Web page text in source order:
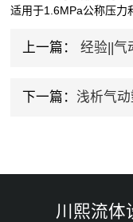
适用于1.6MPa公称压力
上一篇： 经验||气
下一篇： 浅析气
川熙流体